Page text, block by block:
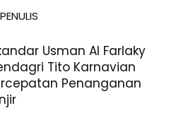
Usman Al Farlaky
Tito Karnavian
Penanganan